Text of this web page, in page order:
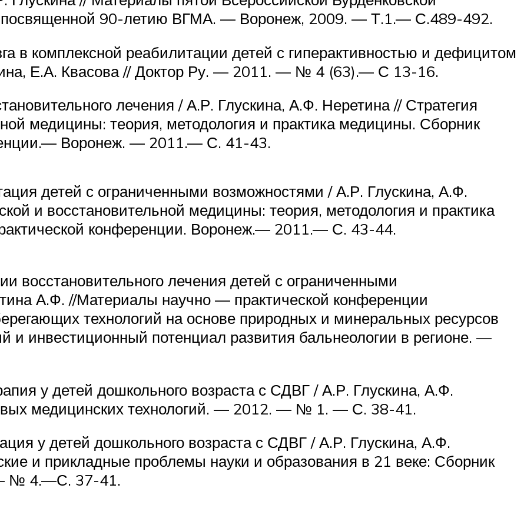
посвященной 90-летию ВГМА. — Воронеж, 2009. — Т.1.— С.489-492.
в комплексной реабилитации детей с гиперактивностью и дефицитом
Е.А. Квасова // Доктор Ру. — 2011. — № 4 (63).— С 13-16.
лечения / А.Р. Глускина, А.Ф. Неретина // Стратегия
медицины: теория, методология и практика медицины. Сборник
Воронеж. — 2011.— С. 41-43.
детей с ограниченными возможностями / А.Р. Глускина, А.Ф.
и восстановительной медицины: теория, методология и практика
конференции. Воронеж.— 2011.— С. 43-44.
восстановительного лечения детей с ограниченными
А.Ф. //Материалы научно — практической конференции
технологий на основе природных и минеральных ресурсов
и инвестиционный потенциал развития бальнеологии в регионе. —
у детей дошкольного возраста с СДВГ / А.Р. Глускина, А.Ф.
медицинских технологий. — 2012. — № 1. — С. 38-41.
у детей дошкольного возраста с СДВГ / А.Р. Глускина, А.Ф.
и прикладные проблемы науки и образования в 21 веке: Сборник
№ 4.—С. 37-41.